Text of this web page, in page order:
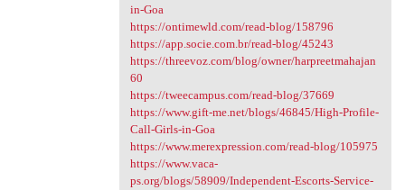
in-Goa
https://ontimewld.com/read-blog/158796
https://app.socie.com.br/read-blog/45243
https://threevoz.com/blog/owner/harpreetmahajan
60
https://tweecampus.com/read-blog/37669
https://www.gift-me.net/blogs/46845/High-Profile-
Call-Girls-in-Goa
https://www.merexpression.com/read-blog/105975
https://www.vaca-
ps.org/blogs/58909/Independent-Escorts-Service-